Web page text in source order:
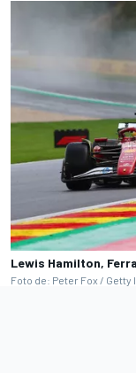
Lewis Hamilton,
Foto de: Peter Fox / Getty